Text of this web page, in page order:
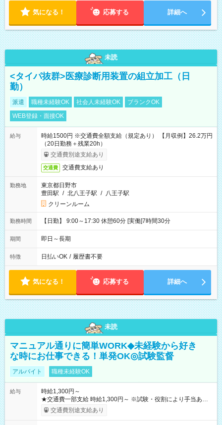
気になる！ 応募する 詳細へ
未読
<タイパ抜群>医療診断用装置の組立加工（日
勤）
派遣 職種未経験OK 社会人未経験OK
ブランクOK
WEB登録・面接OK
給与
時給1500円 ※交通費全額支給（規定あり） 【月収例】26.2万円
（20日勤務＋残業20h）
交通費別途支給あり
交通費 交通費支給あり
勤務地
東京都日野市
豊田駅 / 北八王子駅 / 八王子駅
クリーンルーム
勤務時間 【日勤】 9:00～17:30 休憩60分 [実働]7時間30分
期間 即日～長期
特徴 日払いOK / 履歴書不要
気になる！ 応募する 詳細へ
未読
マニュアル通りに簡単WORK◆未経験から好き
な時にお仕事できる！単発OK◎試験監督
アルバイト 職種未経験OK
給与
時給1,300円～
★交通費一部支給 時給1,300円～ ※試験・役割により手当あり
※勤務回数により昇給あり 【即給（前払い）オプションあ
り！】 希望される場合、勤務から1週間ほどで給与の一部を受け
交通費別途支給あり